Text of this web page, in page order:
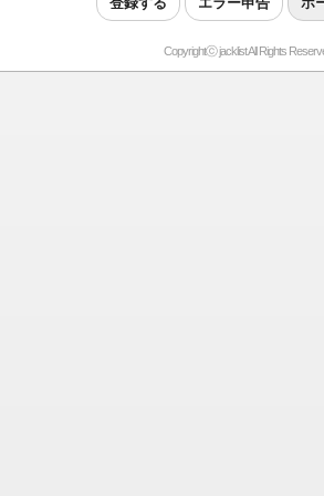
登録する エラー申告 ホ
Copyrightⓒ jacklist All Rights